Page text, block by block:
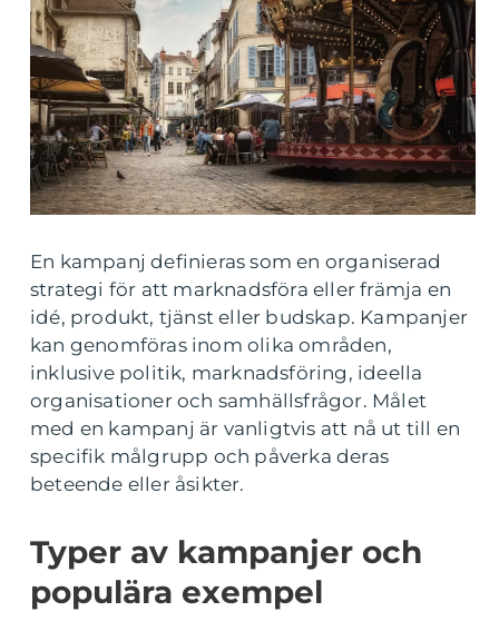
En kampanj definieras som en organiserad
strategi för att marknadsföra eller främja en
idé, produkt, tjänst eller budskap. Kampanjer
kan genomföras inom olika områden,
inklusive politik, marknadsföring, ideella
organisationer och samhällsfrågor. Målet
med en kampanj är vanligtvis att nå ut till en
specifik målgrupp och påverka deras
beteende eller åsikter.
Typer av kampanjer och
populära exempel